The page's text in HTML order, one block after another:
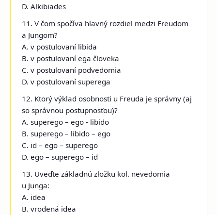
D. Alkibiades
11. V čom spočíva hlavný rozdiel medzi Freudom
a Jungom?
A. v postulovaní libida
B. v postulovaní ega človeka
C. v postulovaní podvedomia
D. v postulovaní superega
12. Ktorý výklad osobnosti u Freuda je správny (aj
so správnou postupnosťou)?
A. superego – ego - libido
B. superego – libido – ego
C. id – ego – superego
D. ego – superego – id
13. Uveďte základnú zložku kol. nevedomia
u Junga:
A. idea
B. vrodená idea